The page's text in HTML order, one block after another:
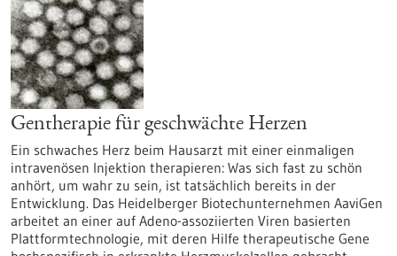
Gentherapie für geschwächte Herzen
Ein schwaches Herz beim Hausarzt mit einer einmaligen
intravenösen Injektion therapieren: Was sich fast zu schön
anhört, um wahr zu sein, ist tatsächlich bereits in der
Entwicklung. Das Heidelberger Biotechunternehmen AaviGen
arbeitet an einer auf Adeno-assoziierten Viren basierten
Plattformtechnologie, mit deren Hilfe therapeutische Gene